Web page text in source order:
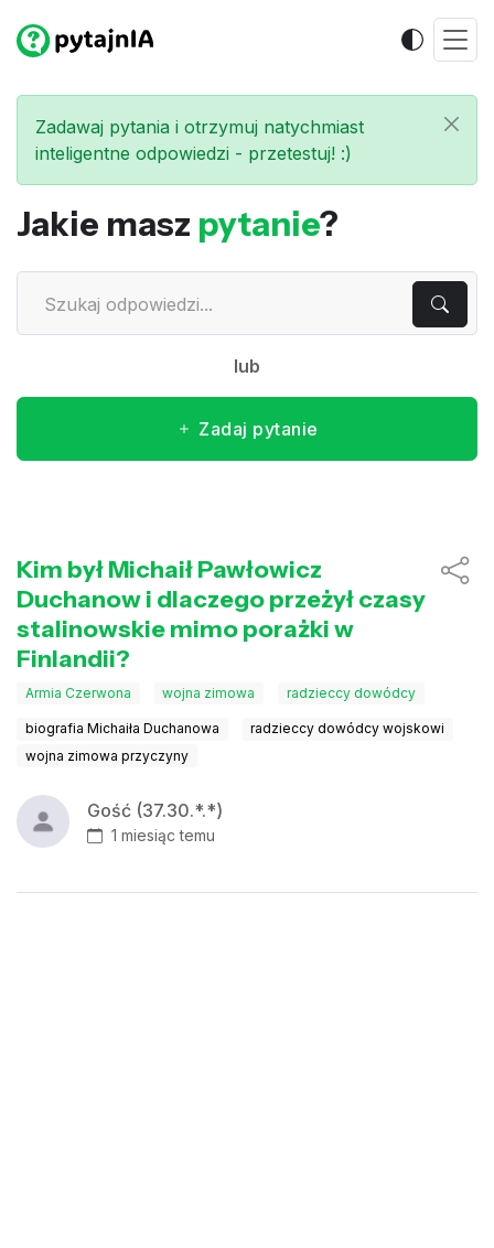
Zadawaj pytania i otrzymuj natychmiast
inteligentne odpowiedzi - przetestuj! :)
Jakie masz pytanie?
lub
Zadaj pytanie
Kim był Michaił Pawłowicz
Duchanow i dlaczego przeżył czasy
stalinowskie mimo porażki w
Finlandii?
Armia Czerwona wojna zimowa radzieccy dowódcy
biografia Michaiła Duchanowa
radzieccy dowódcy wojskowi
wojna zimowa przyczyny
Gość (37.30.*.*)
1 miesiąc temu